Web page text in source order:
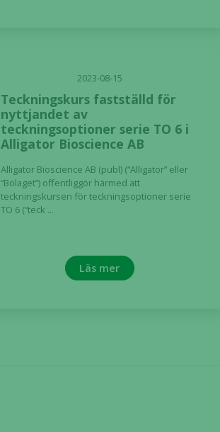
2023-08-15
Teckningskurs fastställd för
nyttjandet av
teckningsoptioner serie TO 6 i
Alligator Bioscience AB
Alligator Bioscience AB (publ) (“Alligator” eller
“Bolaget”) offentliggör härmed att
teckningskursen för teckningsoptioner serie
TO 6 (”teck ...
Läs mer
bra som
möjligt
under ditt
besök. Om
du nekar de
här kakorna
kommer viss
hemsidan.